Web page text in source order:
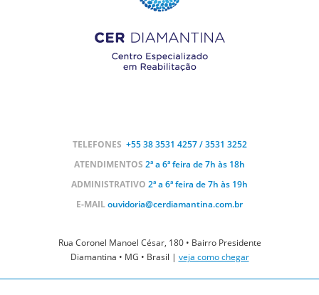
TELEFONES +55 383531 4257 / 3531 3252
ATENDIMENTOS 2ª a 6ª feira de 7h às 18h
ADMINISTRATIVO 2ª a 6ª feira de 7h às 19h
E-MAILouvidoria@cerdiamantina.com.br
Rua Coronel Manoel César, 180 • Bairro Presidente
Diamantina • MG • Brasil | veja como chegar